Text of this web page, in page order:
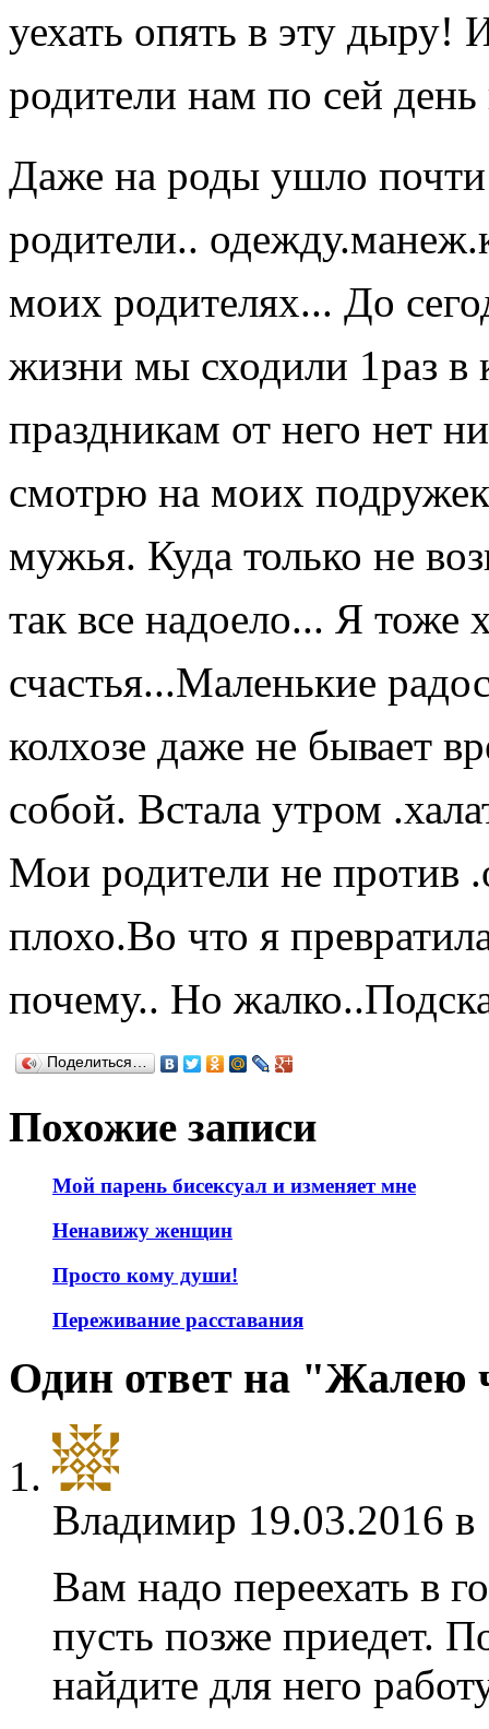
уехать опять в эту
родители нам по сей
Даже на роды ушло
родители..
моих родителях... До
жизни мы сходили 1раз в
праздникам от него нет
смотрю на моих
мужья. Куда только не
так все надоело... Я тоже
счастья...Маленькие
колхозе даже не бывает
собой. Встала утром
Мои родители не против
плохо.Во что я
почему.. Но
Поделиться…
Похожие записи
Мой парень бисексуал и изменяет мне
Ненавижу женщин
Просто кому души!
Переживание расставания
Один ответ на "Жалею
Владимир 19.03.2016
Вам надо переехать в
пусть позже приедет.
найдите для него